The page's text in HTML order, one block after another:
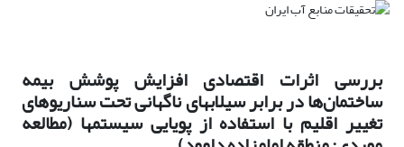
بررسی اثرات اقتصادی افزایش پوشش بیمه
ساختمان‌ها در برابر سیلابهای ناگهانی تحت سناریوهای
تغییر اقلیم با استفاده از پویایی سیستمها (مطالعه